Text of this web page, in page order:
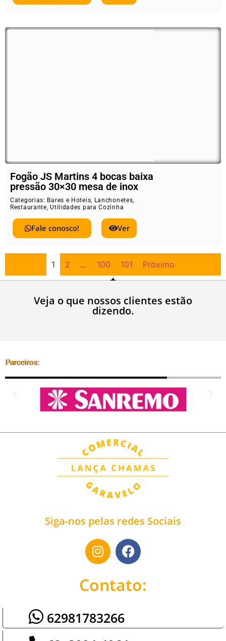
Fogão JS Martins 4 bocas baixa
pressão 30×30 mesa de inox
Categorias: Bares e Hoteis, Lanchonetes,
Restaurante,Utilidades para Cozinha
Fale conosco! Ver
1 2 … 100 101 Próximo
Veja o que nossos clientes estão
dizendo.
Parceiros:
Siga-nos pelas redes Sociais
Contato:
62981783266